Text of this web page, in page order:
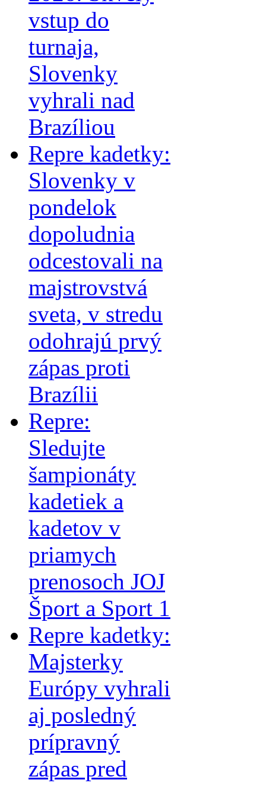
vstup do
turnaja,
Slovenky
vyhrali nad
Brazíliou
Repre kadetky:
Slovenky v
pondelok
dopoludnia
odcestovali na
majstrovstvá
sveta, v stredu
odohrajú prvý
zápas proti
Brazílii
Repre:
Sledujte
šampionáty
kadetiek a
kadetov v
priamych
prenosoch JOJ
Šport a Sport 1
Repre kadetky:
Majsterky
Európy vyhrali
aj posledný
prípravný
zápas pred